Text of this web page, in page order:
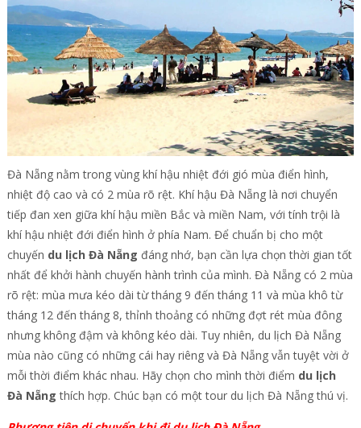
Đà Nẵng nằm trong vùng khí hậu nhiệt đới gió mùa điển hình,
nhiệt độ cao và có 2 mùa rõ rệt. Khí hậu Đà Nẵng là nơi chuyển
tiếp đan xen giữa khí hậu miền Bắc và miền Nam, với tính trội là
khí hậu nhiệt đới điển hình ở phía Nam. Để chuẩn bị cho một
chuyến du lịch Đà Nẵng đáng nhớ, bạn cần lựa chọn thời gian tốt
nhất để khởi hành chuyến hành trình của mình. Đà Nẵng có 2 mùa
rõ rệt: mùa mưa kéo dài từ tháng 9 đến tháng 11 và mùa khô từ
tháng 12 đến tháng 8, thỉnh thoảng có những đợt rét mùa đông
nhưng không đậm và không kéo dài. Tuy nhiên, du lịch Đà Nẵng
mùa nào cũng có những cái hay riêng và Đà Nẵng vẫn tuyệt vời ở
mỗi thời điểm khác nhau. Hãy chọn cho mình thời điểm du lịch
Đà Nẵngthích hợp. Chúc bạn có một tour du lịch Đà Nẵng thú vị.